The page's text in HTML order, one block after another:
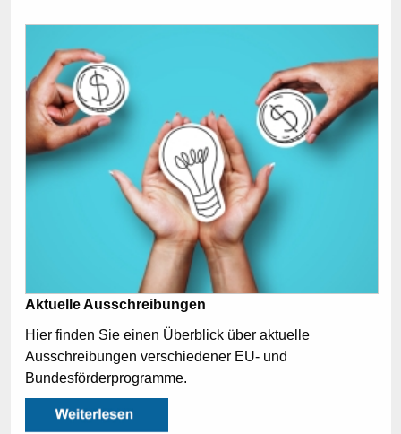
Aktuelle Ausschreibungen
Hier finden Sie einen Überblick über aktuelle
Ausschreibungen verschiedener EU- und
Bundesförderprogramme.